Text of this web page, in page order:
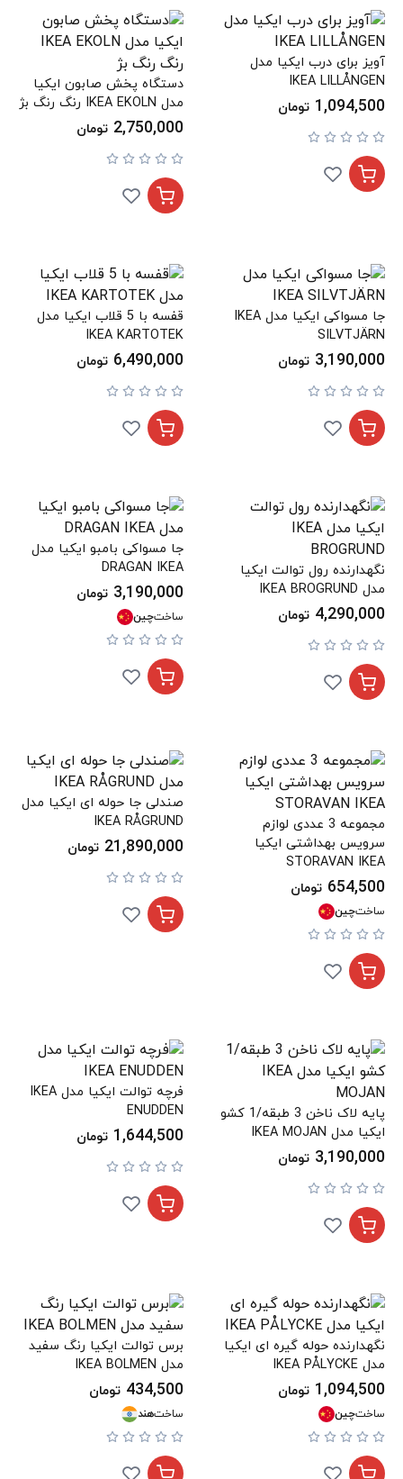
آویز برای درب ایکیا مدل
IKEA LILLÅNGEN
1,094,500 تومان
دستگاه پخش صابون ایکیا
مدل IKEA EKOLN رنگ رنگ بژ
2,750,000 تومان
جا مسواکی ایکیا مدل IKEA
SILVTJÄRN
3,190,000 تومان
قفسه با 5 قلاب ایکیا مدل
IKEA KARTOTEK
6,490,000 تومان
نگهدارنده رول توالت ایکیا
مدل IKEA BROGRUND
4,290,000 تومان
جا مسواکی بامبو ایکیا مدل
DRAGAN IKEA
3,190,000 تومان
ساختچین
مجموعه 3 عددی لوازم
سرویس بهداشتی ایکیا
STORAVAN IKEA
654,500 تومان
ساختچین
صندلی جا حوله ای ایکیا مدل
IKEA RÅGRUND
21,890,000 تومان
پایه لاک ناخن 3 طبقه/1 کشو
ایکیا مدل IKEA MOJAN
3,190,000 تومان
فرچه توالت ایکیا مدل IKEA
ENUDDEN
1,644,500 تومان
نگهدارنده حوله گیره ای ایکیا
مدل IKEA PÅLYCKE
1,094,500 تومان
ساختچین
برس توالت ایکیا رنگ سفید
مدل IKEA BOLMEN
434,500 تومان
ساختهند